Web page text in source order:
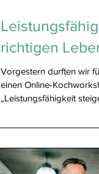
richtigen
Vorgestern durften wir
einen Online-
„Leistungsfähigkeit
dem Profisport. Denn
entsteht nicht durch